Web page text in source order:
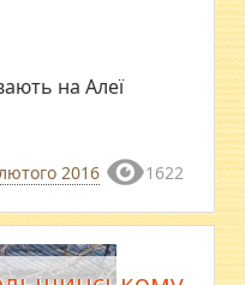
на Алеї
2016 1622